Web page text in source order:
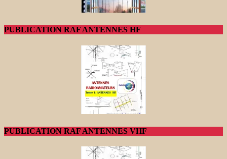
PUBLICATION RAF ANTENNES HF
PUBLICATION RAF ANTENNES VHF